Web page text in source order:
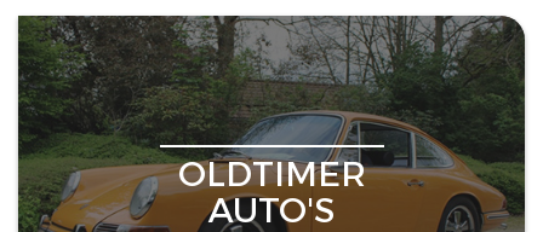
OLDTIMER
AUTO'S